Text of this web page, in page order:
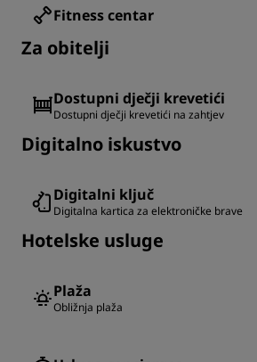
Fitness centar
Za obitelji
Dostupni dječji krevetići
Dostupni dječji krevetići na zahtjev
Digitalno iskustvo
Digitalni ključ
Digitalna kartica za elektroničke brave
Hotelske usluge
Plaža
Obližnja plaža